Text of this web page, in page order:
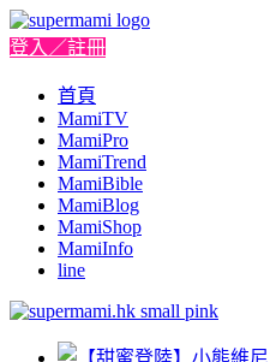
登入／註冊
首頁
MamiTV
MamiPro
MamiTrend
MamiBible
MamiBlog
MamiShop
MamiInfo
line